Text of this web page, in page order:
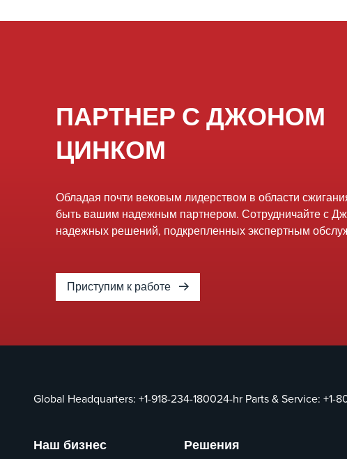
ПАРТНЕР С ДЖОНОМ
ЦИНКОМ
Обладая почти вековым лидерством в области
быть вашим надежным партнером. Сотрудничайте с
надежных решений, подкрепленных экспертным
Приступим к работе
Global Headquarters: +1-918-234-180024-hr Parts & Service: +1-
Наш бизнес Решения